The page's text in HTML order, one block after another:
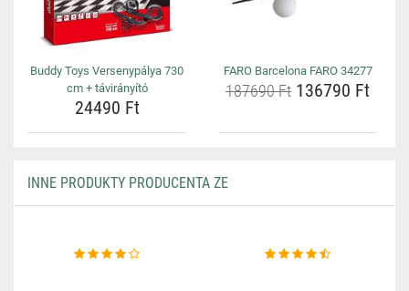
Buddy Toys Versenypálya 730
cm + távirányító
24490 Ft
FARO Barcelona FARO 34277
187690 Ft 136790 Ft
INNE PRODUKTY PRODUCENTA ZE